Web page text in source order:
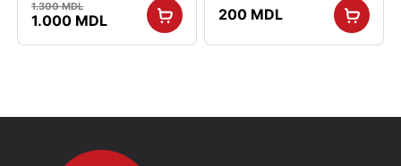
1.300MDL
Первоначальная
1.000 MDL Текущая
200 MDL